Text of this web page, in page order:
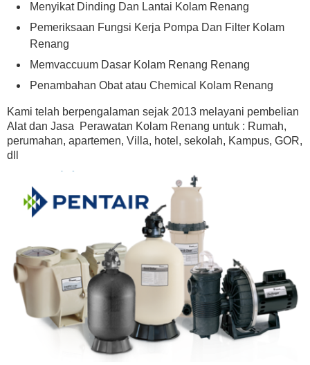
Menyikat Dinding Dan Lantai Kolam Renang
Pemeriksaan Fungsi Kerja Pompa Dan Filter Kolam
Renang
Memvaccuum Dasar Kolam Renang Renang
Penambahan Obat atau Chemical Kolam Renang
Kami telah berpengalaman sejak 2013 melayani pembelian
Alat dan Jasa Perawatan Kolam Renang untuk : Rumah,
perumahan, apartemen, Villa, hotel, sekolah, Kampus, GOR,
dll